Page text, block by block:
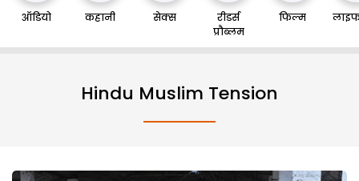
ऑडियो कहानी सेक्स
रीडर्स
प्रौब्लम
फिल्म
Hindu Muslim Tension